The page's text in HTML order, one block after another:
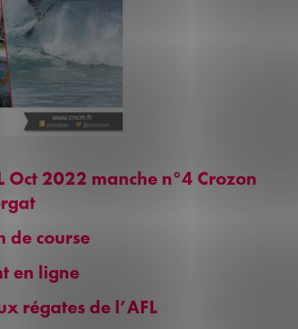
Oct 2022 manche n°4 Crozon
de course
en ligne
régates de l’AFL